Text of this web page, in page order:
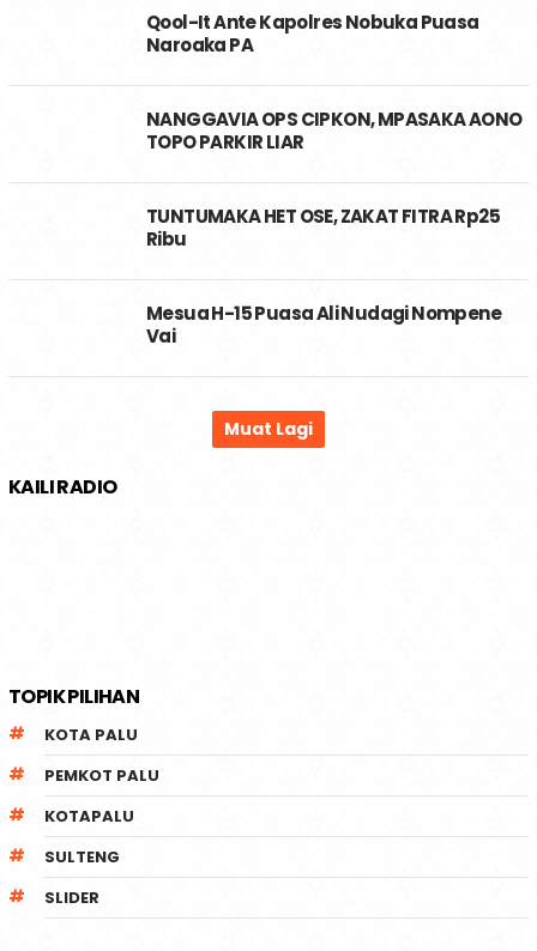
Qool-It Ante Kapolres Nobuka Puasa
Naroaka PA
NANGGAVIA OPS CIPKON, MPASAKA AONO
TOPO PARKIR LIAR
TUNTUMAKA HET OSE, ZAKAT FITRA Rp25
Ribu
Mesua H-15 Puasa Ali Nudagi Nompene
Vai
KAILI RADIO
TOPIK PILIHAN
KOTA PALU
PEMKOT PALU
KOTAPALU
SULTENG
SLIDER